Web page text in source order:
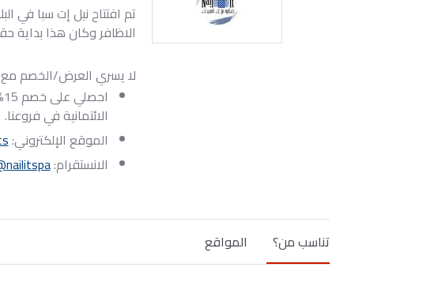
الاظافر وكان هذا بداية
لا يسري العرض/الخصم
الائتمانية في فروعنا.
الموقع الإلكتروني:
الانستقرام:nailitspa@
تناسب من؟ المواقع